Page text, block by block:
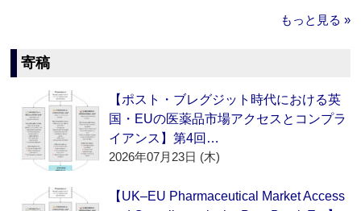
もっと見る »
寄稿
【ポスト・ブレグジット時代における英
国・EUの医薬品市場アクセスとコンプラ
イアンス】第4回…
2026年07月23日 (木)
【UK–EU Pharmaceutical Market Access